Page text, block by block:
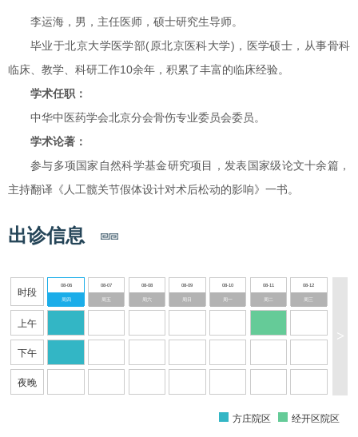
李运海，男，主任医师，硕士研究生导师。
毕业于北京大学医学部(原北京医科大学)，医学硕士，从事骨科
临床、教学、科研工作10余年，积累了丰富的临床经验。
学术任职：
中华中医药学会北京分会骨伤专业委员会委员。
学术论著：
参与多项国家自然科学基金研究项目，发表国家级论文十余篇，
主持翻译《人工髋关节假体设计对术后松动的影响》一书。
出诊信息
时段
上午
下午
夜晚
08-06
周四
08-07
周五
08-08
周六
08-09
周日
08-10
周一
08-11 08-12
周三
>
方庄院区 经开区院区